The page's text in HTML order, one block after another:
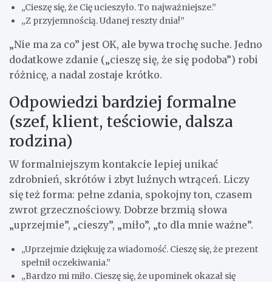
„Cieszę się, że Cię ucieszyło. To najważniejsze.”
„Z przyjemnością. Udanej reszty dnia!”
„Nie ma za co” jest OK, ale bywa trochę suche. Jedno
dodatkowe zdanie („cieszę się, że się podoba”) robi
różnicę, a nadal zostaje krótko.
Odpowiedzi bardziej formalne
(szef, klient, teściowie, dalsza
rodzina)
W formalniejszym kontakcie lepiej unikać
zdrobnień, skrótów i zbyt luźnych wtrąceń. Liczy
się też forma: pełne zdania, spokojny ton, czasem
zwrot grzecznościowy. Dobrze brzmią słowa
„uprzejmie”, „cieszy”, „miło”, „to dla mnie ważne”.
„Uprzejmie dziękuję za wiadomość. Cieszę się, że prezent
spełnił oczekiwania.”
„Bardzo mi miło. Cieszę się, że upominek okazał się